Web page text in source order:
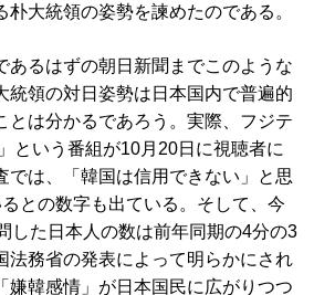
朴大統領の姿勢を諫めたのである。
るはずの朝日新聞までこのような
統領の対日姿勢は日本国内で普遍的
とは分かるであろう。実際、フジテ
という番組が10月20日に視聴者に
では、「韓国は信用できない」と思
との数字も出ている。そして、今
した日本人の数は前年同期の4分の3
法務省の発表によって明らかにされ
嫌韓感情」が日本国民に広がりつつ